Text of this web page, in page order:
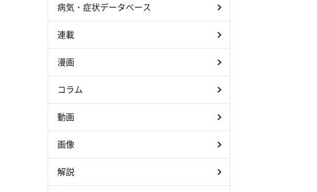
病気・症状データベース
連載
漫画
コラム
動画
画像
解説